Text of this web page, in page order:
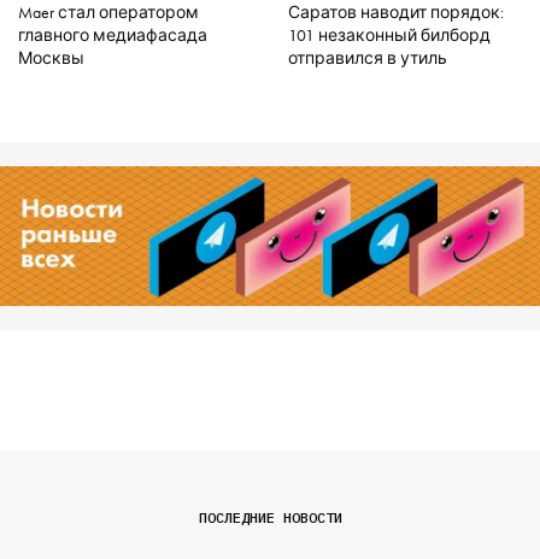
Maer стал оператором
главного медиафасада
Москвы
Саратов наводит порядок:
101 незаконный билборд
отправился в утиль
ПОСЛЕДНИЕ НОВОСТИ